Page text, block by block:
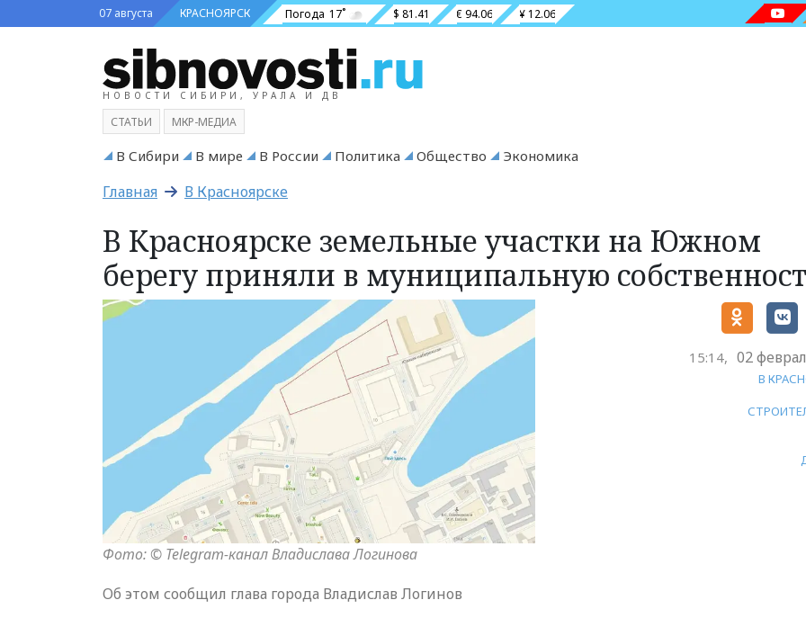
07 августа КРАСНОЯРСК Погода 17˚ $ 81.41 € 94.06 ¥ 12.06
НОВОСТИ СИБИРИ, УРАЛА И ДВ
СТАТЬИ МКР-МЕДИА
В Сибири В мире В России Политика Общество Экономика
Главная В Красноярске
В Красноярске земельные участки на Южном
берегу приняли в муниципальную
Фото: © Telegram-канал Владислава Логинова
15:14, 02
В
Об этом сообщил глава города Владислав Логинов